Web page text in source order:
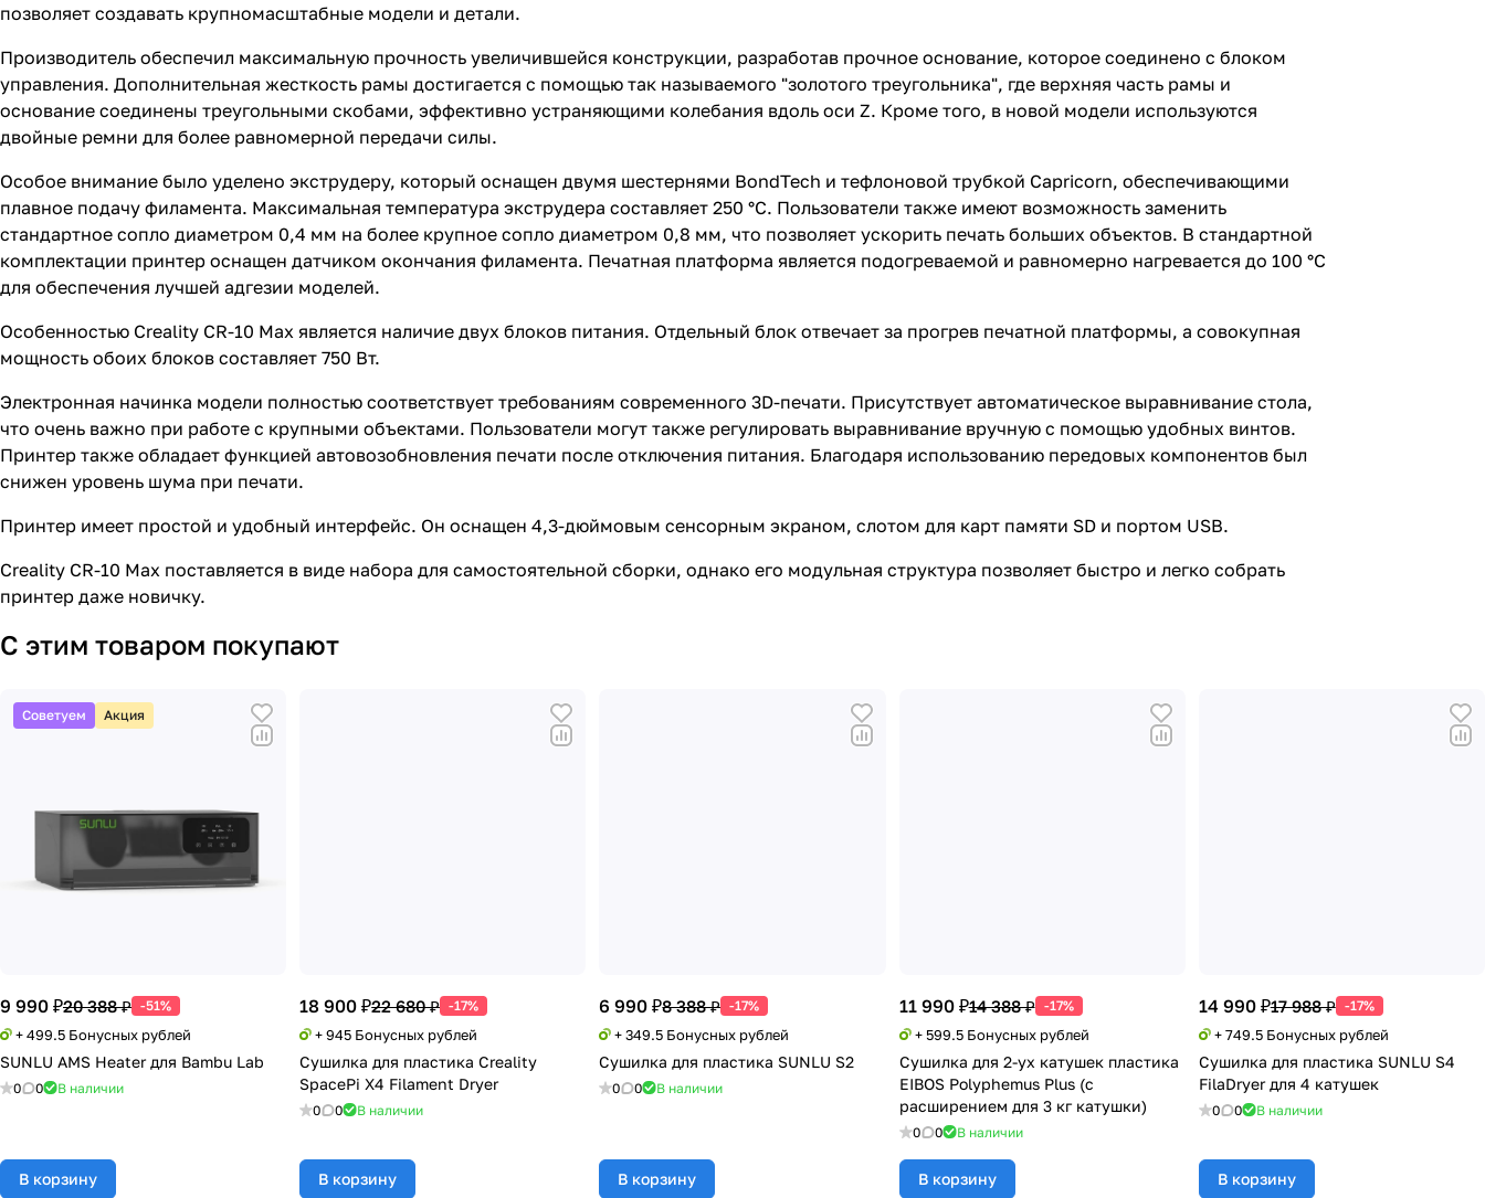
позволяет создавать крупномасштабные модели и детали.
Производитель обеспечил максимальную прочность увеличившейся конструкции, разработав прочное основание, которое соединено с блоком
управления. Дополнительная жесткость рамы достигается с помощью так называемого "золотого треугольника", где верхняя часть рамы и
основание соединены треугольными скобами, эффективно устраняющими колебания вдоль оси Z. Кроме того, в новой модели используются
двойные ремни для более равномерной передачи силы.
Особое внимание было уделено экструдеру, который оснащен двумя шестернями BondTech и тефлоновой трубкой Capricorn, обеспечивающими
плавное подачу филамента. Максимальная температура экструдера составляет 250 °C. Пользователи также имеют возможность заменить
стандартное сопло диаметром 0,4 мм на более крупное сопло диаметром 0,8 мм, что позволяет ускорить печать больших объектов. В стандартной
комплектации принтер оснащен датчиком окончания филамента. Печатная платформа является подогреваемой и равномерно нагревается до 100 °C
для обеспечения лучшей адгезии моделей.
Особенностью Creality CR-10 Max является наличие двух блоков питания. Отдельный блок отвечает за прогрев печатной платформы, а совокупная
мощность обоих блоков составляет 750 Вт.
Электронная начинка модели полностью соответствует требованиям современного 3D-печати. Присутствует автоматическое выравнивание стола,
что очень важно при работе с крупными объектами. Пользователи могут также регулировать выравнивание вручную с помощью удобных винтов.
Принтер также обладает функцией автовозобновления печати после отключения питания. Благодаря использованию передовых компонентов был
снижен уровень шума при печати.
Принтер имеет простой и удобный интерфейс. Он оснащен 4,3-дюймовым сенсорным экраном, слотом для карт памяти SD и портом USB.
Creality CR-10 Max поставляется в виде набора для самостоятельной сборки, однако его модульная структура позволяет быстро и легко собрать
принтер даже новичку.
С этим товаром покупают
Советуем Акция
9 990 ₽20 388 ₽ -51%
+ 499.5 Бонусных рублей
SUNLU AMS Heater для Bambu Lab
0 0 В наличии
В корзину
18 900 ₽22 680 ₽ -17%
+ 945 Бонусных рублей
Сушилка для пластика Creality
SpacePi X4 Filament Dryer
0 0 В наличии
В корзину
6 990 ₽8 388 ₽ -17%
+ 349.5 Бонусных рублей
Сушилка для пластика SUNLU S2
0 0 В наличии
В корзину
11 990 ₽14 388 ₽ -17%
+ 599.5 Бонусных рублей
Сушилка для 2-ух катушек пластика
EIBOS Polyphemus Plus (с
расширением для 3 кг катушки)
0 0 В наличии
В корзину
14 990 ₽17 988 ₽ -17%
+ 749.5 Бонусных рублей
Сушилка для пластика SUNLU S4
FilaDryer для 4 катушек
0 0 В наличии
В корзину